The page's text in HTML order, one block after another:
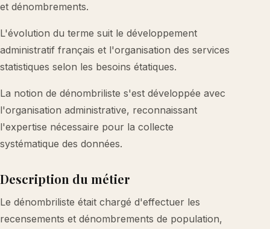
et dénombrements.
L'évolution du terme suit le développement
administratif français et l'organisation des services
statistiques selon les besoins étatiques.
La notion de dénombriliste s'est développée avec
l'organisation administrative, reconnaissant
l'expertise nécessaire pour la collecte
systématique des données.
Description du métier
Le dénombriliste était chargé d'effectuer les
recensements et dénombrements de population,